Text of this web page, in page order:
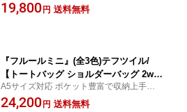
掛け 肩掛け 2way モノグラム レディー
ノグラム柄をつかった軽量・弱撥水のナイ
ロンショルダーバッグ
19,800 円 送料無料
『フルールミニ』(全3色)テフツイル/
【トートバッグ ショルダーバッグ 2way
レディース A5 撥水 軽量 小さめ】【AG
ILITY Bisogn(アジリティビゾン)】(070
A5サイズ対応 ポケット豊富で収納上手なコ
ンパクトナイロントート
24,200 円 送料無料